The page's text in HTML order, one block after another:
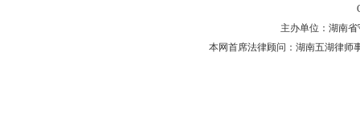
主办单位：湖南省
本网首席法律顾问：湖南五湖律师